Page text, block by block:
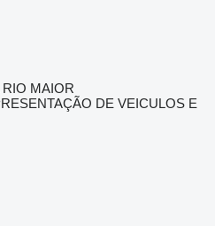
RIO MAIOR
DE VEICULOS E